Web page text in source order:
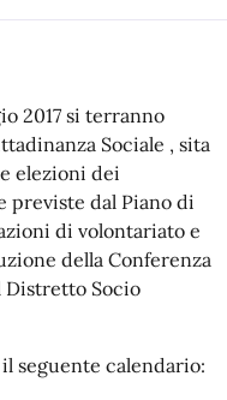
2017 si terranno
Sociale , sita
elezioni dei
previste dal Piano di
di volontariato e
della Conferenza
Distretto Socio
seguente calendario: